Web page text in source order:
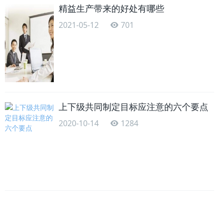
精益生产带来的好处有哪些
2021-05-12 701
上下级共同制定目标应注意的六个要点
2020-10-14 1284